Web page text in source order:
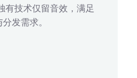
有技术仅留音效，满足
发需求。